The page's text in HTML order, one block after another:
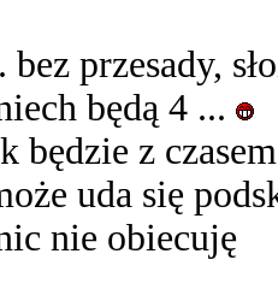
bez przesady,
będą 4 ...
będzie z
uda się
nie obiecuję